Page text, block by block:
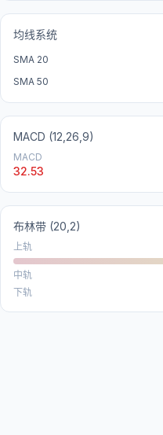
均线系统
SMA 20
SMA 50
MACD (12,26,9)
MACD
32.53
布林带 (20,2)
上轨
中轨
下轨